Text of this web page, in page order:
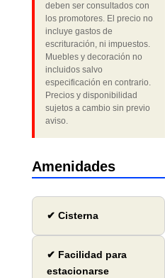
deben ser consultados con
los promotores. El precio no
incluye gastos de
escrituración, ni impuestos.
Muebles y decoración no
incluidos salvo
especificación en contrario.
Precios y disponibilidad
sujetos a cambio sin previo
aviso.
Amenidades
✔ Cisterna
✔ Facilidad para
estacionarse